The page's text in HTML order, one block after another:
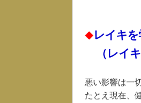
◆レイキ
（レイキ
悪い影響は一
たとえ現在、